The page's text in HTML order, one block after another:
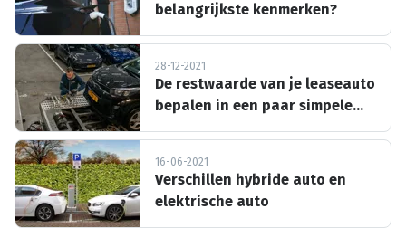
belangrijkste kenmerken?
28-12-2021
De restwaarde van je leaseauto
bepalen in een paar simpele
stappen
16-06-2021
Verschillen hybride auto en
elektrische auto